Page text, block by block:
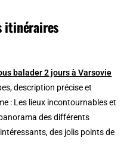
itinéraires
balader 2 jours à Varsovie
description précise et
: Les lieux incontournables et
des différents
des jolis points de